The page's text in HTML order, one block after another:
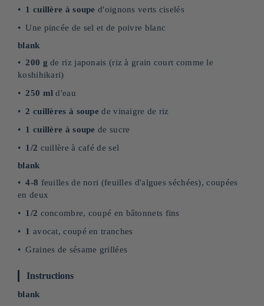
1 cuillère à soupe d'oignons verts ciselés
Une pincée de sel et de poivre blanc
blank
200 g de riz japonais (riz à grain court comme le
koshihikari)
250 ml d'eau
2 cuillères à soupe de vinaigre de riz
1 cuillère à soupe de sucre
1/2 cuillère à café de sel
blank
4-8 feuilles de nori (feuilles d'algues séchées), coupées
en deux
1/2 concombre, coupé en bâtonnets fins
1 avocat, coupé en tranches
Graines de sésame grillées
Instructions
blank